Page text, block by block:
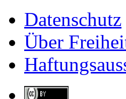
Datenschutz
Über